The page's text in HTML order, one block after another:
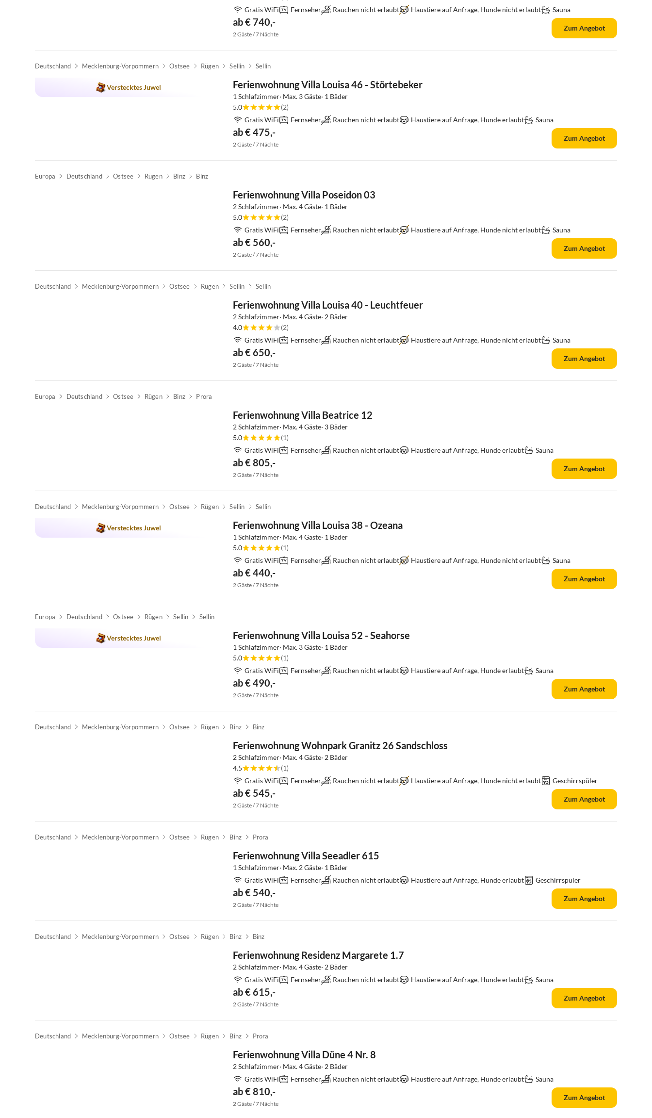
Gratis WiFi
Fernseher Rauchen nicht erlaubt Haustiere auf Anfrage, Hunde nicht erlaubt Sauna
ab € 740,-
2 Gäste / 7 Nächte
Zum Angebot
Deutschland Mecklenburg-Vorpommern Ostsee Rügen Sellin Sellin
Verstecktes Juwel Ferienwohnung Villa Louisa 46 - Störtebeker
1 Schlafzimmer· Max. 3 Gäste· 1 Bäder
5.0
(2)
Gratis WiFi
Fernseher Rauchen nicht erlaubt Haustiere auf Anfrage, Hunde erlaubt Sauna
ab € 475,-
2 Gäste / 7 Nächte
Zum Angebot
Europa Deutschland Ostsee Rügen Binz Binz
Ferienwohnung Villa Poseidon 03
2 Schlafzimmer· Max. 4 Gäste· 1 Bäder
5.0
(2)
Gratis WiFi
Fernseher Rauchen nicht erlaubt Haustiere auf Anfrage, Hunde nicht erlaubt Sauna
ab € 560,-
2 Gäste / 7 Nächte
Zum Angebot
Deutschland Mecklenburg-Vorpommern Ostsee Rügen Sellin Sellin
Ferienwohnung Villa Louisa 40 - Leuchtfeuer
2 Schlafzimmer· Max. 4 Gäste· 2 Bäder
4.0
(2)
Gratis WiFi
Fernseher Rauchen nicht erlaubt Haustiere auf Anfrage, Hunde nicht erlaubt Sauna
ab € 650,-
2 Gäste / 7 Nächte
Zum Angebot
Europa Deutschland Ostsee Rügen Binz Prora
Ferienwohnung Villa Beatrice 12
2 Schlafzimmer· Max. 4 Gäste· 3 Bäder
5.0
(1)
Gratis WiFi
Fernseher Rauchen nicht erlaubt Haustiere auf Anfrage, Hunde erlaubt Sauna
ab € 805,-
2 Gäste / 7 Nächte
Zum Angebot
Deutschland Mecklenburg-Vorpommern Ostsee Rügen Sellin Sellin
Verstecktes Juwel Ferienwohnung Villa Louisa 38 - Ozeana
1 Schlafzimmer· Max. 4 Gäste· 1 Bäder
5.0
(1)
Gratis WiFi
Fernseher Rauchen nicht erlaubt Haustiere auf Anfrage, Hunde nicht erlaubt Sauna
ab € 440,-
2 Gäste / 7 Nächte
Zum Angebot
Europa Deutschland Ostsee Rügen Sellin Sellin
Verstecktes Juwel Ferienwohnung Villa Louisa 52 - Seahorse
1 Schlafzimmer· Max. 3 Gäste· 1 Bäder
5.0
(1)
Gratis WiFi
Fernseher Rauchen nicht erlaubt Haustiere auf Anfrage, Hunde erlaubt Sauna
ab € 490,-
2 Gäste / 7 Nächte
Zum Angebot
Deutschland Mecklenburg-Vorpommern Ostsee Rügen Binz Binz
Ferienwohnung Wohnpark Granitz 26 Sandschloss
2 Schlafzimmer· Max. 4 Gäste· 2 Bäder
4.5
(1)
Gratis WiFi
Fernseher Rauchen nicht erlaubt Haustiere auf Anfrage, Hunde nicht erlaubt Geschirrspüler
ab € 545,-
2 Gäste / 7 Nächte
Zum Angebot
Deutschland Mecklenburg-Vorpommern Ostsee Rügen Binz Prora
Ferienwohnung Villa Seeadler 615
1 Schlafzimmer· Max. 2 Gäste· 1 Bäder
Gratis WiFi
Fernseher Rauchen nicht erlaubt Haustiere auf Anfrage, Hunde erlaubt Geschirrspüler
ab € 540,-
2 Gäste / 7 Nächte
Zum Angebot
Deutschland Mecklenburg-Vorpommern Ostsee Rügen Binz Binz
Ferienwohnung Residenz Margarete 1.7
2 Schlafzimmer· Max. 4 Gäste· 2 Bäder
Gratis WiFi
Fernseher Rauchen nicht erlaubt Haustiere auf Anfrage, Hunde erlaubt Sauna
ab € 615,-
2 Gäste / 7 Nächte
Zum Angebot
Deutschland Mecklenburg-Vorpommern Ostsee Rügen Binz Prora
Ferienwohnung Villa Düne 4 Nr. 8
2 Schlafzimmer· Max. 4 Gäste· 2 Bäder
Gratis WiFi
Fernseher Rauchen nicht erlaubt Haustiere auf Anfrage, Hunde erlaubt Sauna
ab € 810,-
2 Gäste / 7 Nächte
Zum Angebot